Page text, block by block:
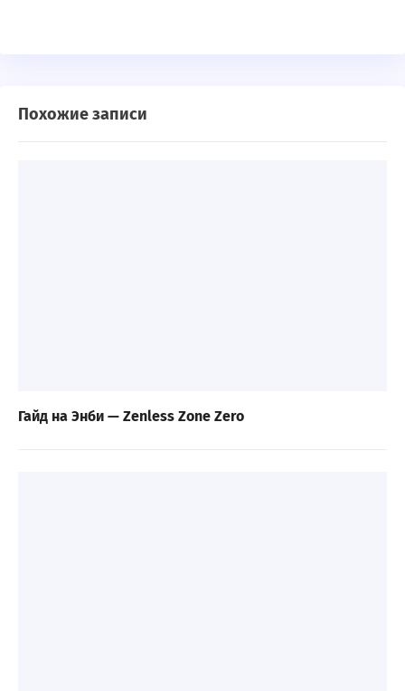
Похожие записи
Гайд на Энби — Zenless Zone Zero